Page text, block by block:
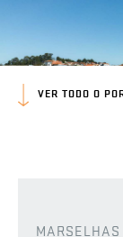
VER TODO O
MARSELHAS